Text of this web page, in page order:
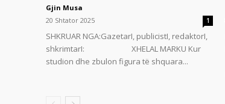
Gjin Musa
20 Shtator 2025
1
SHKRUAR NGA:GazetarI, publicistI, redaktorI,
shkrimtarI: XHELAL MARKU Kur
studion dhe zbulon figura të shquara...